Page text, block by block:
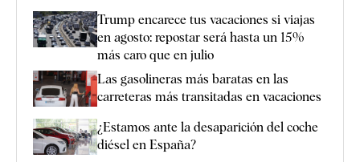
Trump encarece tus vacaciones si viajas
en agosto: repostar será hasta un 15%
más caro que en julio
Las gasolineras más baratas en las
carreteras más transitadas en vacaciones
¿Estamos ante la desaparición del coche
diésel en España?